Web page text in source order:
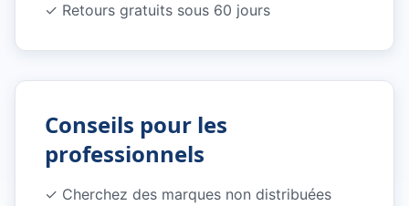
✓ Retours gratuits sous 60 jours
Conseils pour les
professionnels
✓ Cherchez des marques non distribuées